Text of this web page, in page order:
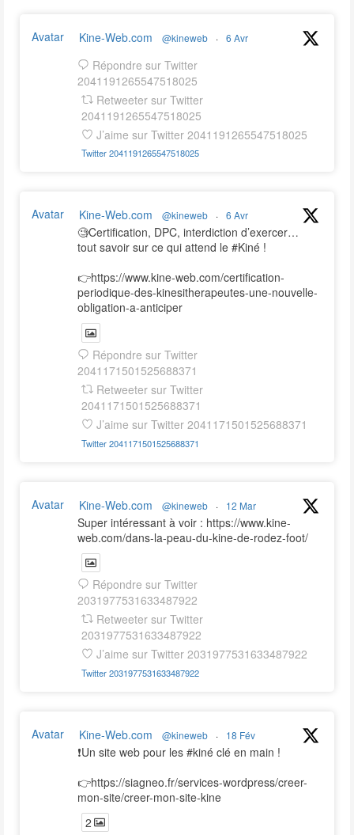
Avatar Kine-Web.com @kineweb · 6 Avr
Répondre sur Twitter
2041191265547518025
Retweeter sur Twitter
2041191265547518025
J’aime sur Twitter 2041191265547518025
Twitter2041191265547518025
Avatar Kine-Web.com @kineweb · 6 Avr
🧐Certification, DPC, interdiction d’exercer…
tout savoir sur ce qui attend le #Kiné !
👉https://www.kine-web.com/certification-
periodique-des-kinesitherapeutes-une-nouvelle-
obligation-a-anticiper
Répondre sur Twitter
2041171501525688371
Retweeter sur Twitter
2041171501525688371
J’aime sur Twitter 2041171501525688371
Twitter2041171501525688371
Avatar Kine-Web.com @kineweb · 12 Mar
Super intéressant à voir : https://www.kine-
web.com/dans-la-peau-du-kine-de-rodez-foot/
Répondre sur Twitter
2031977531633487922
Retweeter sur Twitter
2031977531633487922
J’aime sur Twitter 2031977531633487922
Twitter2031977531633487922
Avatar Kine-Web.com @kineweb · 18 Fév
❗️Un site web pour les #kiné clé en main !
👉https://siagneo.fr/services-wordpress/creer-
mon-site/creer-mon-site-kine
2